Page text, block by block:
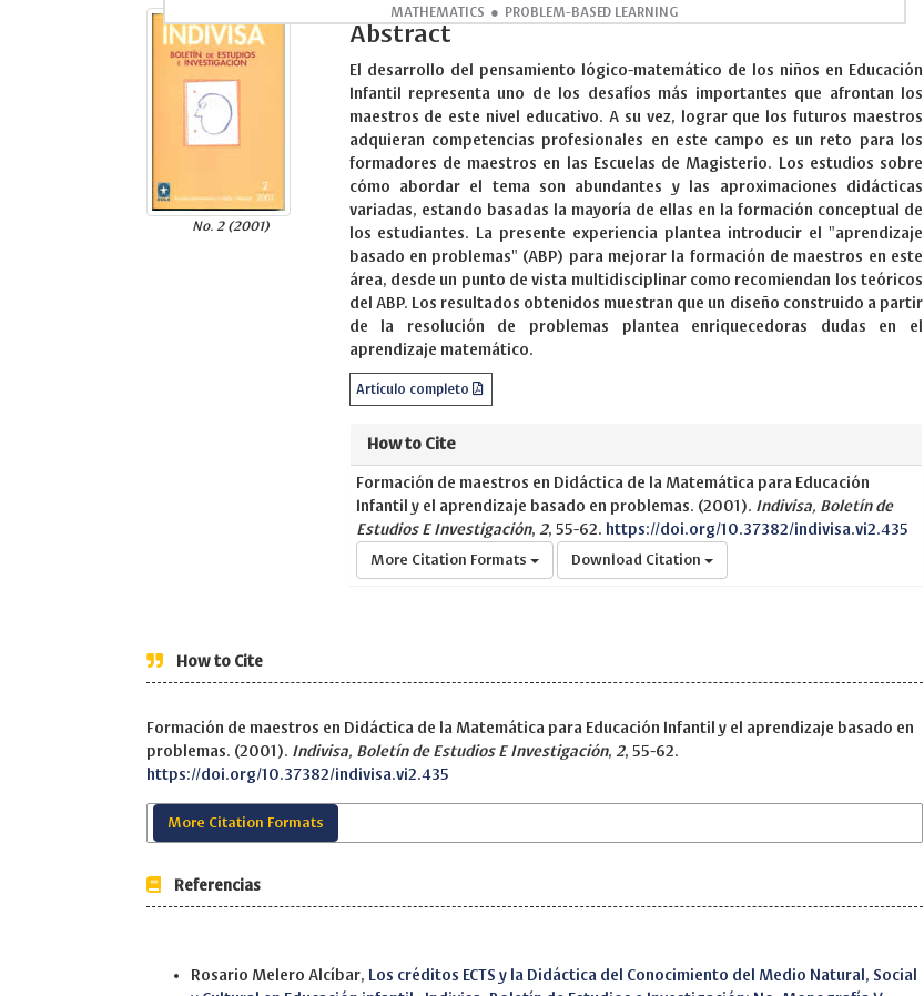
MATHEMATICS
PROBLEM-BASED LEARNING
No. 2 (2001)
Abstract
El desarrollo del pensamiento lógico-matemático de los niños en Educación
Infantil representa uno de los desafíos más importantes que afrontan los
maestros de este nivel educativo. A su vez, lograr que los futuros maestros
adquieran competencias profesionales en este campo es un reto para los
formadores de maestros en las Escuelas de Magisterio. Los estudios sobre
cómo abordar el tema son abundantes y las aproximaciones didácticas
variadas, estando basadas la mayoría de ellas en la formación conceptual de
los estudiantes. La presente experiencia plantea introducir el "aprendizaje
basado en problemas" (ABP) para mejorar la formación de maestros en este
área, desde un punto de vista multidisciplinar como recomiendan los teóricos
del ABP. Los resultados obtenidos muestran que un diseño construido a partir
de la resolución de problemas plantea enriquecedoras dudas en el
aprendizaje matemático.
Artículo completo
How to Cite
Formación de maestros en Didáctica de la Matemática para Educación
Infantil y el aprendizaje basado en problemas. (2001). Indivisa, Boletín de
Estudios E Investigación, 2, 55-62. https://doi.org/10.37382/indivisa.vi2.435
More Citation Formats Download Citation
How to Cite
Formación de maestros en Didáctica de la Matemática para Educación Infantil y el aprendizaje basado en
problemas. (2001). Indivisa, Boletín de Estudios E Investigación, 2, 55-62.
https://doi.org/10.37382/indivisa.vi2.435
More Citation Formats
Referencias
Rosario Melero Alcíbar, Los créditos ECTS y la Didáctica del Conocimiento del Medio Natural, Social